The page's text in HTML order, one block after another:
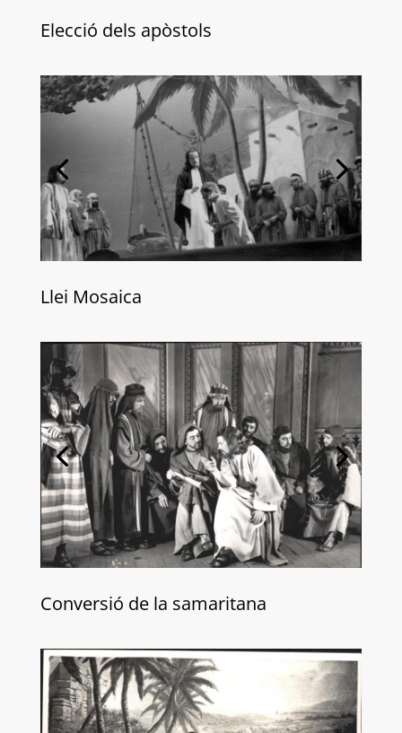
Elecció dels apòstols
Llei Mosaica
Conversió de la samaritana